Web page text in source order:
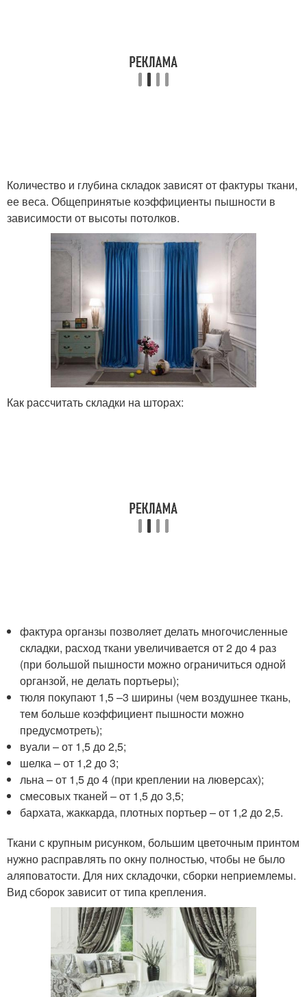
Количество и глубина складок зависят от фактуры ткани,
ее веса. Общепринятые коэффициенты пышности в
зависимости от высоты потолков.
Как рассчитать складки на шторах:
фактура органзы позволяет делать многочисленные
складки, расход ткани увеличивается от 2 до 4 раз
(при большой пышности можно ограничиться одной
органзой, не делать портьеры);
тюля покупают 1,5 –3 ширины (чем воздушнее ткань,
тем больше коэффициент пышности можно
предусмотреть);
вуали – от 1,5 до 2,5;
шелка – от 1,2 до 3;
льна – от 1,5 до 4 (при креплении на люверсах);
смесовых тканей – от 1,5 до 3,5;
бархата, жаккарда, плотных портьер – от 1,2 до 2,5.
Ткани с крупным рисунком, большим цветочным принтом
нужно расправлять по окну полностью, чтобы не было
аляповатости. Для них складочки, сборки неприемлемы.
Вид сборок зависит от типа крепления.